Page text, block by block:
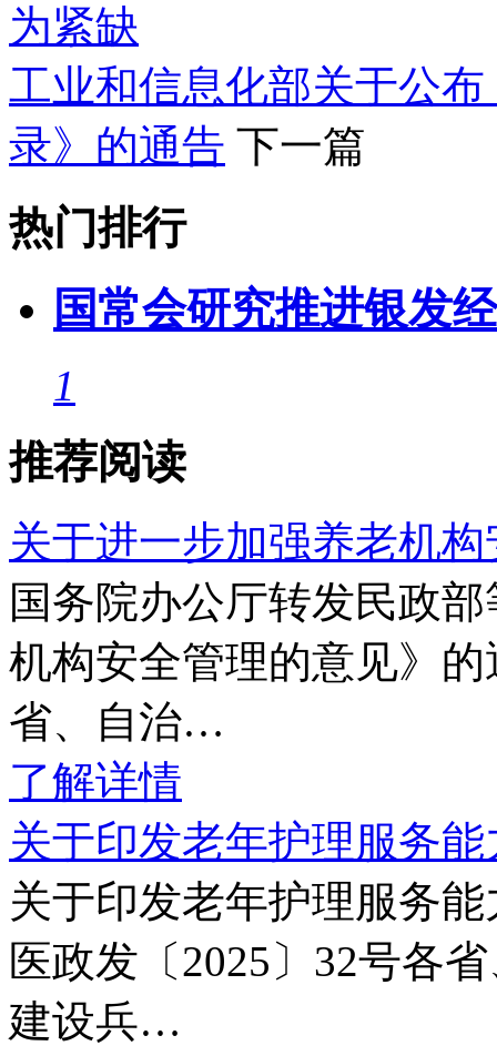
为紧缺
工业和信息化部关于公
录》的通告 下一篇
热门排行
国常会研究推进银发
1
推荐阅读
关于进一步加强养老机
国务院办公厅转发民政
机构安全管理的意见》
省、自治…
了解详情
关于印发老年护理服务
关于印发老年护理服务
医政发〔2025〕32号各
建设兵…